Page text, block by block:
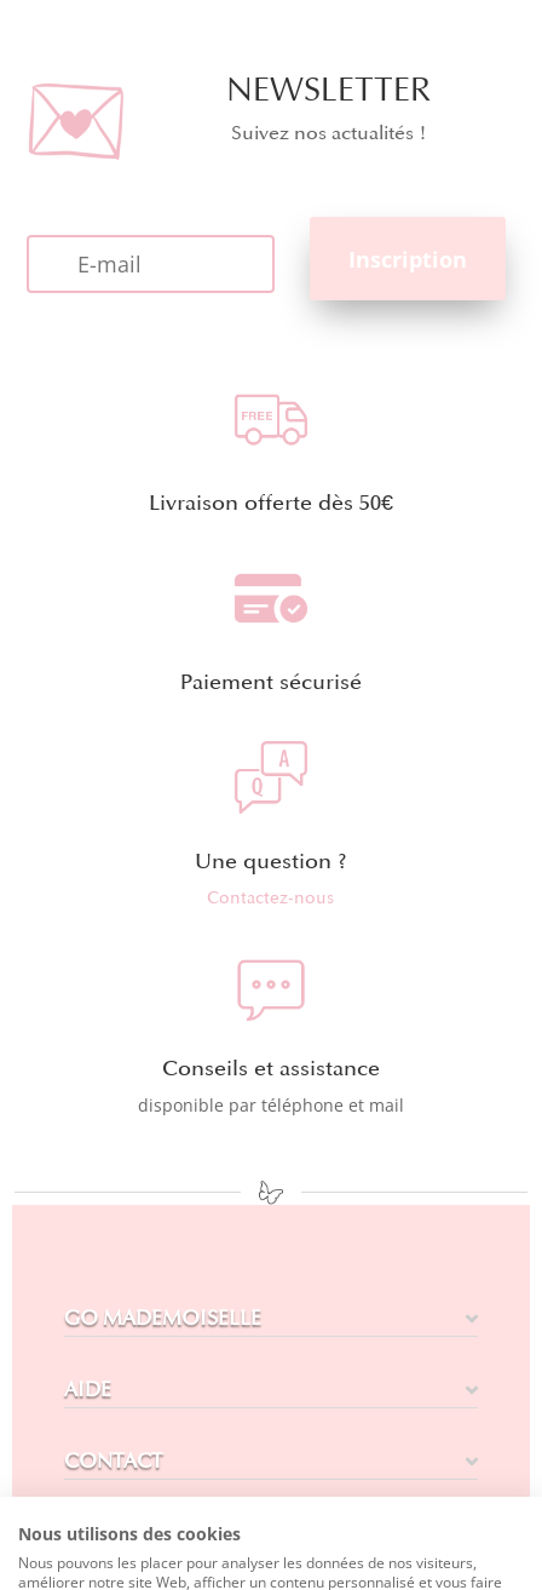
NEWSLETTER
Suivez nos actualités !
Livraison offerte dès 50€
Paiement sécurisé
Une question ?
Contactez-nous
Conseils et assistance
disponible par téléphone et mail
GO MADEMOISELLE
AIDE
CONTACT
SUIVEZ-NOUS
Nous utilisons des cookies
Nous pouvons les placer pour analyser les données de nos visiteurs,
améliorer notre site Web, afficher un contenu personnalisé et vous faire